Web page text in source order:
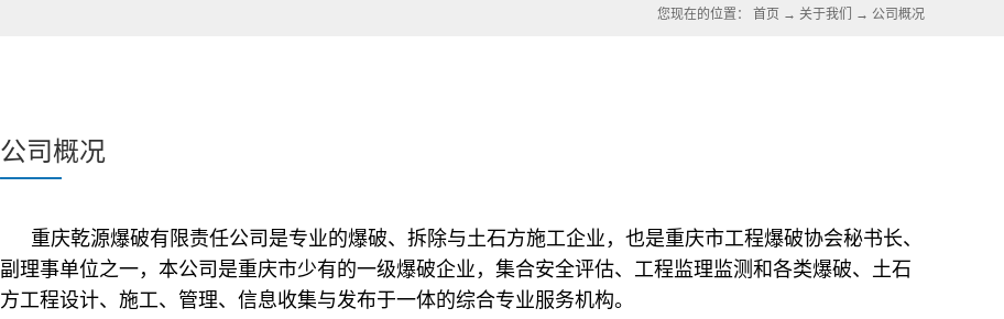
您现在的位置： 首页 → 关于我们 → 公司概况
公司概况
重庆乾源爆破有限责任公司是专业的爆破、拆除与土石方施工企业，也是重庆市工程爆破协会秘书长、
副理事单位之一，本公司是重庆市少有的一级爆破企业，集合安全评估、工程监理监测和各类爆破、土石
方工程设计、施工、管理、信息收集与发布于一体的综合专业服务机构。